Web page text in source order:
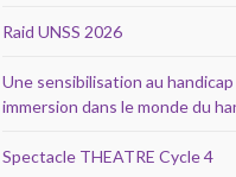
Raid UNSS 2026
Une sensibilisation au
immersion dans le monde du
Spectacle THEATRE Cycle 4